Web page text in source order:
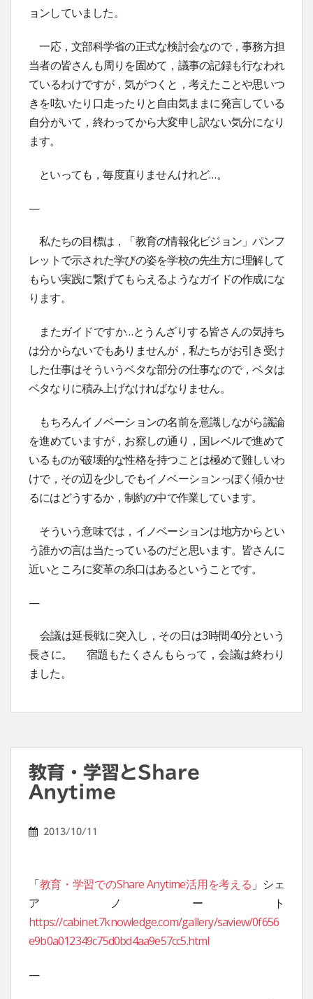
ョンしていました。
一応，文部科学省の正式な検討会なので，事務方担
当者の皆さんも周りを固めて，議事の記録も行なわれ
ているわけですが，気がつくと，考えたことや思いつ
きを呟いたり口走ったりと自由気ままに発言している
自分がいて，終わってから大変申し訳ない気分になり
ます。
といっても，毎度直りませんけれど…。
—
私たちの目標は，「教育の情報化ビジョン」パンフ
レットで示された学びの姿を学校の先生方に理解して
もらい実践に繋げてもらえるようなガイドの作成にな
ります。
またガイドですか…とうんざりする皆さんの気持ち
は分からないでもありませんが，私たちがお引き受け
した仕事はそういうベタな部分の仕事なので，ベタは
ベタなりに積み上げなければなりません。
もちろんイノベーションの名前を意識しながら議論
を進めていますが，お察しの通り，国レベルで進めて
いるものが破壊的な性格を持つことは極めて難しいわ
けで，その辺を少しでもイノベーションっぽく傾かせ
るにはどうするか，制約の中で作業しています。
そういう意味では，イノベーションは地方からとい
う誰かの言は当たっているのだと思います。皆さんに
近いところに変革の糸口はあるということです。
—
会議は延長戦に突入し，その日は3時間40分という
長さに。 宿題もたくさんもらって，会議は終わり
ました。
教育・学習とShare
Anytime
2013/10/11
「教育・学習でのShare Anytime活用を考える 」シェ
アノート
https://cabinet.7knowledge.com/gallery/saview/0f656
e9b0a012349c75d0bd4aa9e57cc5.html
—